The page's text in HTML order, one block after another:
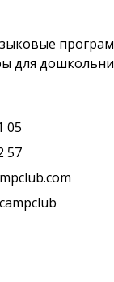
для
05
57